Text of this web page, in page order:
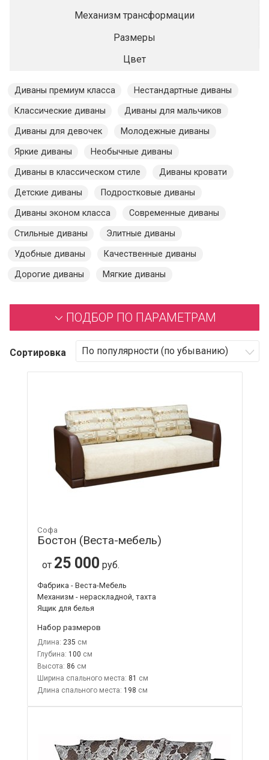
Механизм трансформации
Размеры
Цвет
Диваны премиум класса
Нестандартные диваны
Классические диваны
Диваны для мальчиков
Диваны для девочек
Молодежные диваны
Яркие диваны
Необычные диваны
Диваны в классическом стиле
Диваны кровати
Детские диваны
Подростковые диваны
Диваны эконом класса
Современные диваны
Стильные диваны
Элитные диваны
Удобные диваны
Качественные диваны
Дорогие диваны
Мягкие диваны
ПОДБОР ПО ПАРАМЕТРАМ
Сортировка
Софа
Бостон (Веста-мебель)
от 25 000 руб.
Фабрика - Веста-Мебель
Механизм - нераскладной, тахта
Ящик для белья
Набор размеров
Длина: 235
Глубина: 100
Высота: 86
Ширина спального места: 81
Длина спального места: 198